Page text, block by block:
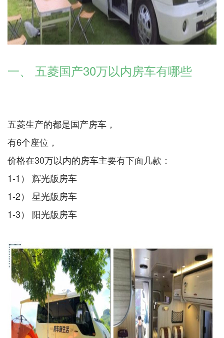
一、 五菱国产30万以内房车有哪些
五菱生产的都是国产房车，
有6个座位，
价格在30万以内的房车主要有下面几款：
1-1） 辉光版房车
1-2） 星光版房车
1-3） 阳光版房车